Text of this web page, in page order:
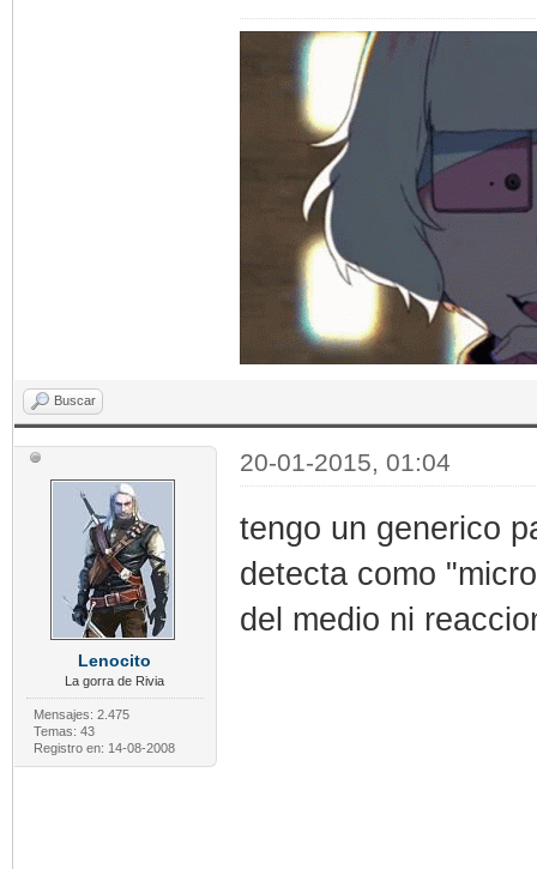
Buscar
Lenocito
La gorra de Rivia
Mensajes: 2.475
Temas: 43
Registro en: 14-08-2008
20-01-2015, 01:04
tengo un generico
detecta como
del medio ni